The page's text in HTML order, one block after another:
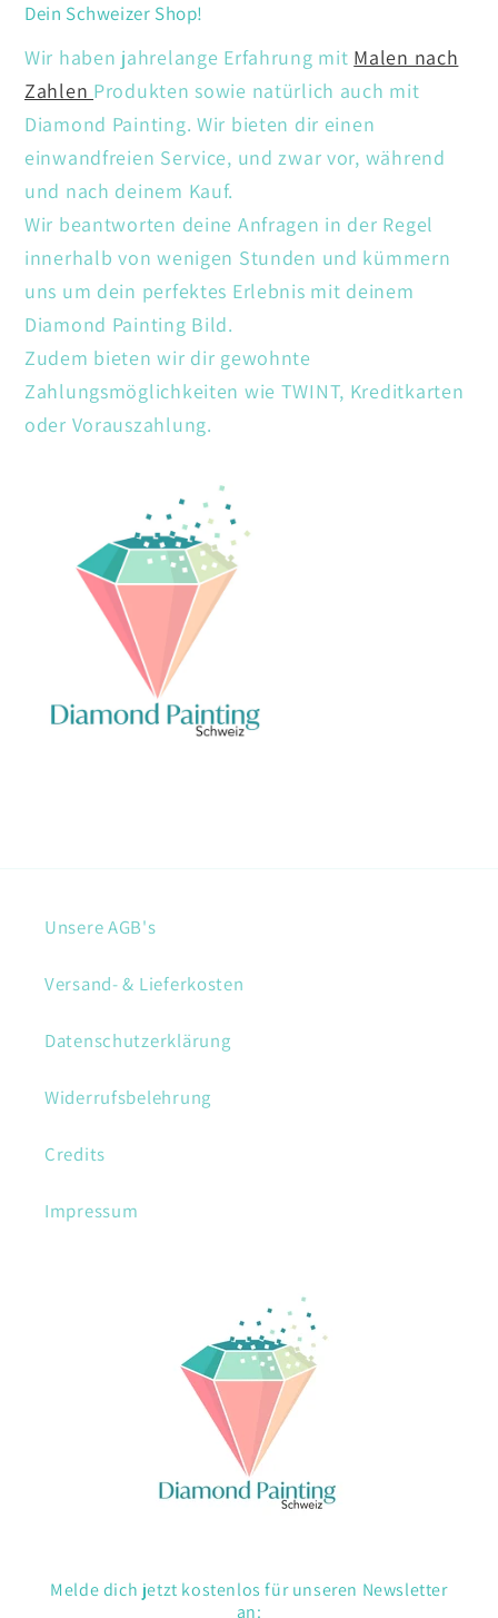
Dein Schweizer Shop!
Wir haben jahrelange Erfahrung mit Malen nach
Zahlen Produkten sowie natürlich auch mit
Diamond Painting. Wir bieten dir einen
einwandfreien Service, und zwar vor, während
und nach deinem Kauf.
Wir beantworten deine Anfragen in der Regel
innerhalb von wenigen Stunden und kümmern
uns um dein perfektes Erlebnis mit deinem
Diamond Painting Bild.
Zudem bieten wir dir gewohnte
Zahlungsmöglichkeiten wie TWINT, Kreditkarten
oder Vorauszahlung.
Unsere AGB's
Versand- & Lieferkosten
Datenschutzerklärung
Widerrufsbelehrung
Credits
Impressum
Melde dich jetzt kostenlos für unseren Newsletter
an: